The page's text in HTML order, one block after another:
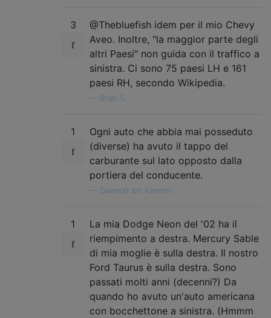
3
@Thebluefish idem per il mio Chevy
Aveo. Inoltre, "la maggior parte degli
altri Paesi" non guida con il traffico a
sinistra. Ci sono 75 paesi LH e 161
paesi RH, secondo Wikipedia.
Brian S,
1
Ogni auto che abbia mai posseduto
(diverse) ha avuto il tappo del
carburante sul lato opposto dalla
portiera del conducente.
Dawood ibn Kareem,
1
La mia Dodge Neon del '02 ha il
riempimento a destra. Mercury Sable
di mia moglie è sulla destra. Il nostro
Ford Taurus è sulla destra. Sono
passati molti anni (decenni?) Da
quando ho avuto un'auto americana
con bocchettone a sinistra. (Hmmm